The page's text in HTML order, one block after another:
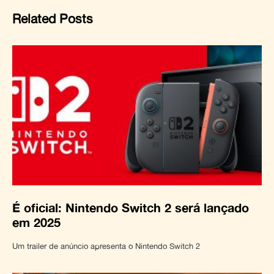
Related Posts
É oficial: Nintendo Switch 2 será lançado
em 2025
Um trailer de anúncio apresenta o Nintendo Switch 2